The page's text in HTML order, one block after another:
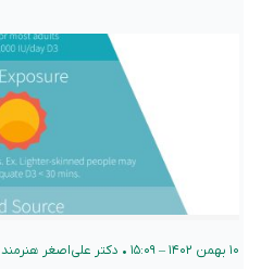
۱۰ بهمن ۱۴۰۲ – ۱۵:۰۹ • دکتر علی‌اصغر هنرمند